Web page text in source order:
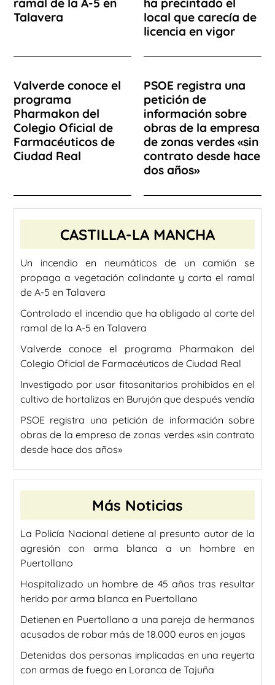
ramal de la A-5 en
Talavera
ha precintado el
local que carecía de
licencia en vigor
Valverde conoce el
programa
Pharmakon del
Colegio Oficial de
Farmacéuticos de
Ciudad Real
PSOE registra una
petición de
información sobre
obras de la empresa
de zonas verdes «sin
contrato desde hace
dos años»
CASTILLA-LA MANCHA
Un incendio en neumáticos de un camión se
propaga a vegetación colindante y corta el ramal
de A-5 en Talavera
Controlado el incendio que ha obligado al corte del
ramal de la A-5 en Talavera
Valverde conoce el programa Pharmakon del
Colegio Oficial de Farmacéuticos de Ciudad Real
Investigado por usar fitosanitarios prohibidos en el
cultivo de hortalizas en Burujón que después vendía
PSOE registra una petición de información sobre
obras de la empresa de zonas verdes «sin contrato
desde hace dos años»
Más Noticias
La Policía Nacional detiene al presunto autor de la
agresión con arma blanca a un hombre en
Puertollano
Hospitalizado un hombre de 45 años tras resultar
herido por arma blanca en Puertollano
Detienen en Puertollano a una pareja de hermanos
acusados de robar más de 18.000 euros en joyas
Detenidas dos personas implicadas en una reyerta
con armas de fuego en Loranca de Tajuña